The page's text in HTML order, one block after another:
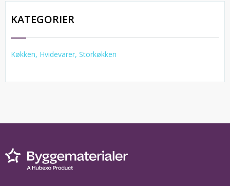
KATEGORIER
Køkken, Hvidevarer, Storkøkken